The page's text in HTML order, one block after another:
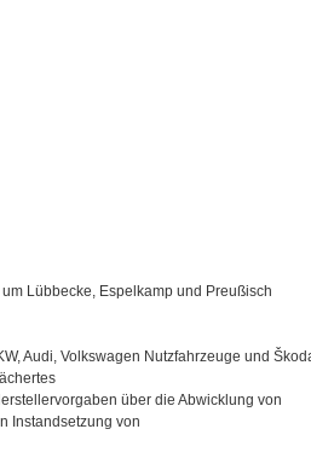
Lübbecke, Espelkamp und Preußisch
Audi, Volkswagen Nutzfahrzeuge und
über die Abwicklung von
Instandsetzung von